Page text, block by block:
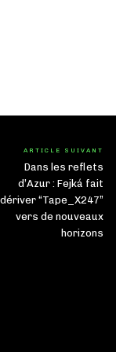
ARTICLE SUIVANT
Dans les reflets
d’Azur : Fejká fait
dériver “Tape_X247”
vers de nouveaux
horizons